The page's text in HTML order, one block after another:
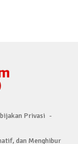
Privasi
dan Menghibur